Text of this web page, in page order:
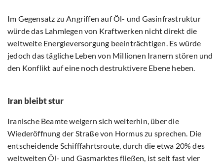
Im Gegensatz zu Angriffen auf Öl- und Gasinfrastruktur
würde das Lahmlegen von Kraftwerken nicht direkt die
weltweite Energieversorgung beeinträchtigen. Es würde
jedoch das tägliche Leben von Millionen Iranern stören und
den Konflikt auf eine noch destruktivere Ebene heben.
Iran bleibt stur
Iranische Beamte weigern sich weiterhin, über die
Wiederöffnung der Straße von Hormus zu sprechen. Die
entscheidende Schifffahrtsroute, durch die etwa 20% des
weltweiten Öl- und Gasmarktes fließen, ist seit fast vier